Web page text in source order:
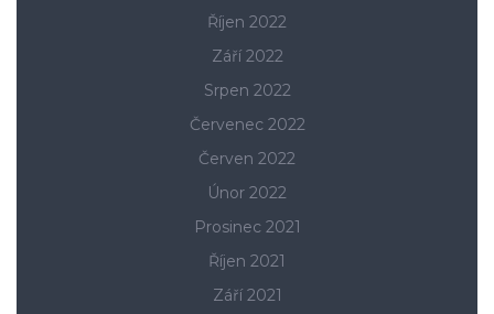
Říjen 2022
Září 2022
Srpen 2022
Červenec 2022
Červen 2022
Únor 2022
Prosinec 2021
Říjen 2021
Září 2021